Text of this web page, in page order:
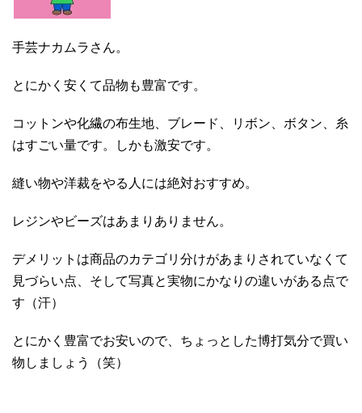
手芸ナカムラさん。
とにかく安くて品物も豊富です。
コットンや化繊の布生地、ブレード、リボン、ボタン、糸
はすごい量です。しかも激安です。
縫い物や洋裁をやる人には絶対おすすめ。
レジンやビーズはあまりありません。
デメリットは商品のカテゴリ分けがあまりされていなくて
見づらい点、そして写真と実物にかなりの違いがある点で
す（汗）
とにかく豊富でお安いので、ちょっとした博打気分で買い
物しましょう（笑）